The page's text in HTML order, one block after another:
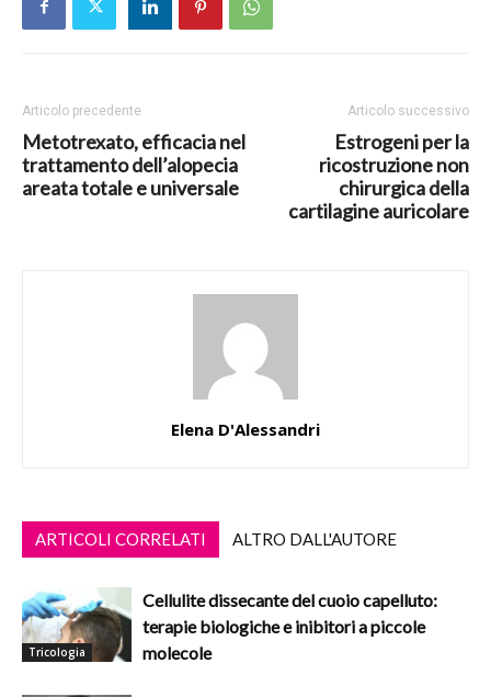
Articolo precedente
Metotrexato, efficacia nel
trattamento dell’alopecia
areata totale e universale
Articolo successivo
Estrogeni per la
ricostruzione non
chirurgica della
cartilagine auricolare
Elena D'Alessandri
ARTICOLI CORRELATI ALTRO DALL'AUTORE
Tricologia
Cellulite dissecante del cuoio capelluto:
terapie biologiche e inibitori a piccole
molecole